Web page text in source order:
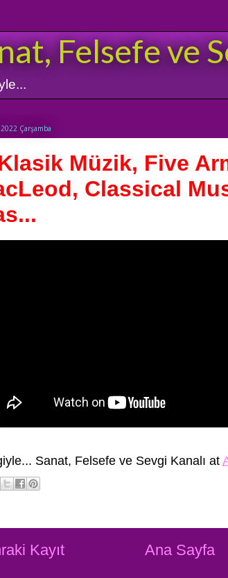
Felsefe ve
Çarşamba
Müzik, Five
Classical
Sanat, Felsefe ve Sevgi Kanalı at
Kayıt Ana Sayfa